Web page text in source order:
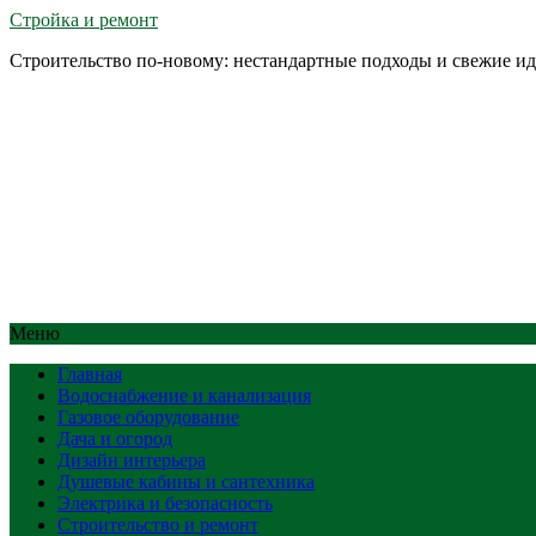
Стройка и ремонт
Строительство по-новому: нестандартные подходы и свежие
Меню
Главная
Водоснабжение и канализация
Газовое оборудование
Дача и огород
Дизайн интерьера
Душевые кабины и сантехника
Электрика и безопасность
Строительство и ремонт